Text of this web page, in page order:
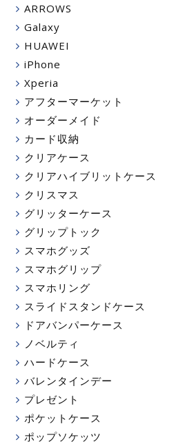
ARROWS
Galaxy
HUAWEI
iPhone
Xperia
アフターマーケット
オーダーメイド
カード収納
クリアケース
クリアハイブリットケース
クリスマス
グリッターケース
グリップトック
スマホグッズ
スマホグリップ
スマホリング
スライドスタンドケース
ドアバンパーケース
ノベルティ
ハードケース
バレンタインデー
プレゼント
ポケットケース
ポップソケッツ